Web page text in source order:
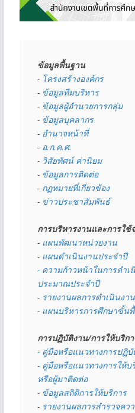
ข้อมูลพื้นฐาน
- โครงสร้างองค์กร
- ข้อมูลทีมบริหาร
- ข้อมูลผู้อำนวยการกลุ่ม
- ข้อมูลบุคลากร
- อำนาจหน้าที่
- อ.ก.ค.ศ.
- วิสัยทัศน์ ค่านิยม
- ข้อมูลการติดต่อ
- กฏหมายที่เกี่ยวข้อง
- ข่าวประชาสัมพันธ์
การบริหารงานและการใ
- แผนพัฒนาหน่วยงาน
- แผนดำเนินงานประจำปี
- ความก้าวหน้าในการดำเ
ประมาณประจำปี
- รายงานผลการดำเนินงา
- แผนบริหารการศึกษาขั้น
การปฏิบัติงาน/การให้บริก
- คู่มือหรือแนวทางการปฏิ
- คู่มือหรือแนวทางการให้บ
หรือผู้มาติดต่อ
- ข้อมูลสถิติการให้บริการ
- รายงานผลการสำรวจคว